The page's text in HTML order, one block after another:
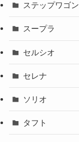
ステップワゴン
スープラ
セルシオ
セレナ
ソリオ
タフト